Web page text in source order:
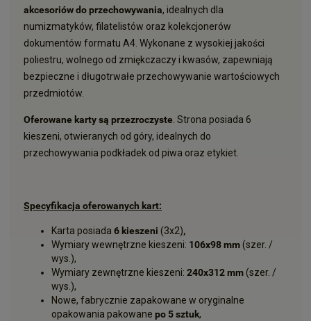
akcesoriów do przechowywania, idealnych dla
numizmatyków, filatelistów oraz kolekcjonerów
dokumentów formatu A4. Wykonane z wysokiej jakości
poliestru, wolnego od zmiękczaczy i kwasów, zapewniają
bezpieczne i długotrwałe przechowywanie wartościowych
przedmiotów.
Oferowane karty są przezroczyste . Strona posiada 6
kieszeni, otwieranych od góry, idealnych do
przechowywania podkładek od piwa oraz etykiet.
Specyfikacja oferowanych kart:
Karta posiada 6 kieszeni (3x2),
Wymiary wewnętrzne kieszeni: 106x98 mm(szer. /
wys.),
Wymiary zewnętrzne kieszeni: 240x312 mm(szer. /
wys.),
Nowe, fabrycznie zapakowane w oryginalne
opakowania pakowane po 5 sztuk,